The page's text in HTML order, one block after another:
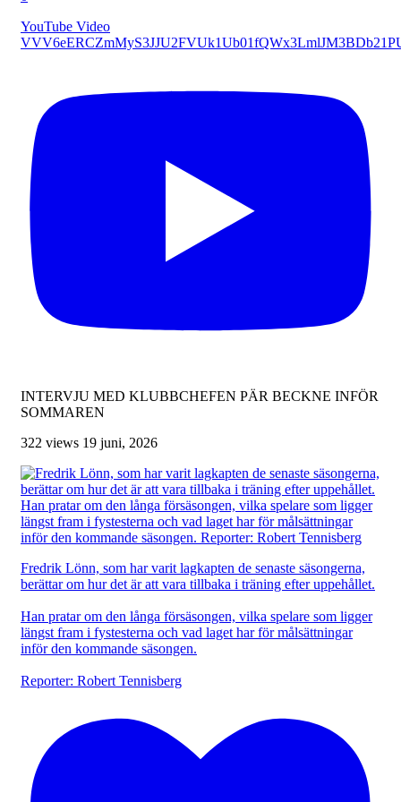
YouTube Video
INTERVJU MED KLUBBCHEFEN PÄR BECKNE INFÖR
SOMMAREN
322 views 19 juni, 2026
Fredrik Lönn, som har varit lagkapten de senaste säsongerna,
berättar om hur det är att vara tillbaka i träning efter uppehållet.
Han pratar om den långa försäsongen, vilka spelare som ligger
längst fram i fystesterna och vad laget har för målsättningar
inför den kommande säsongen.
Reporter: Robert Tennisberg